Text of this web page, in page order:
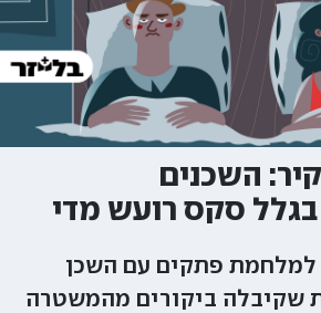
השכנים
סקס רועש מדי
פתקים עם השכן
שקיבלה ביקורים מהמשטרה